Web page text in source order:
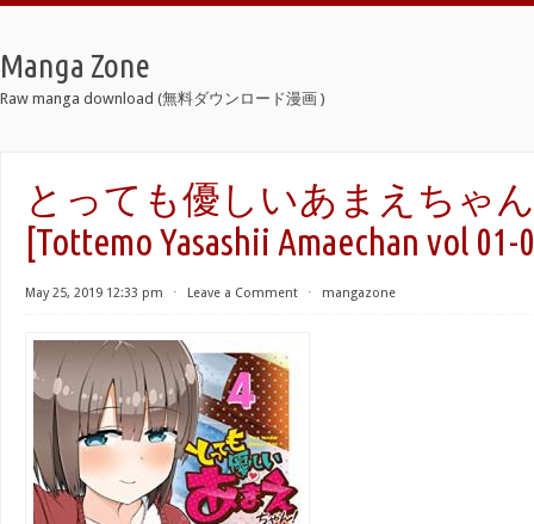
Manga Zone
Raw manga download (無料ダウンロード漫画 )
とっても優しいあまえちゃん
[Tottemo Yasashii Amaechan vol 01-
May 25, 2019 12:33 pm ⋅ Leave a Comment ⋅ mangazone